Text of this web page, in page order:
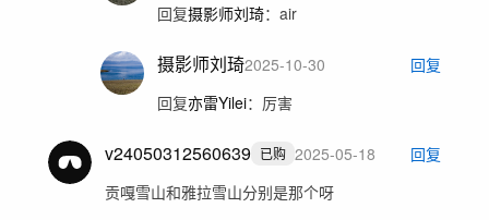
回复摄影师刘琦： air
摄影师刘琦2025-10-30
回复
回复亦雷Yilei： 厉害
v24050312560639 已购 2025-05-18
回复
贡嘎雪山和雅拉雪山分别是那个呀